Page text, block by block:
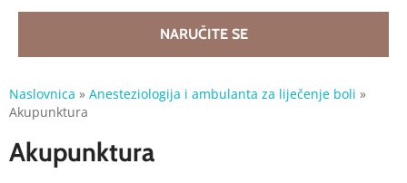
NARUČITE SE
Naslovnica » Anesteziologija i ambulanta za liječenje boli »
Akupunktura
Akupunktura